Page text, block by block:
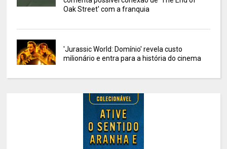
Oak Street' com a franquia
'Jurassic World: Domínio' revela custo
milionário e entra para a história do cinema